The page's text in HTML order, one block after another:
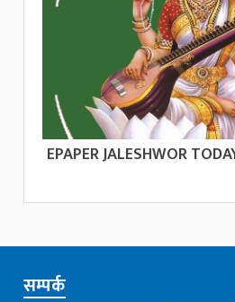
EPAPER JALESHWOR
सम्पर्क